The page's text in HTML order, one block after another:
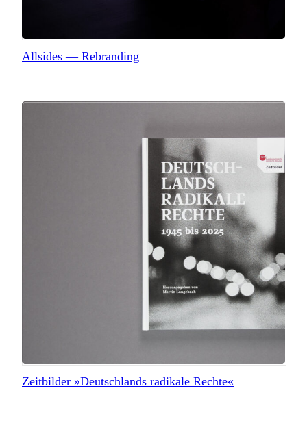
Allsides — Rebranding
Zeitbilder »Deutschlands radikale Rechte«